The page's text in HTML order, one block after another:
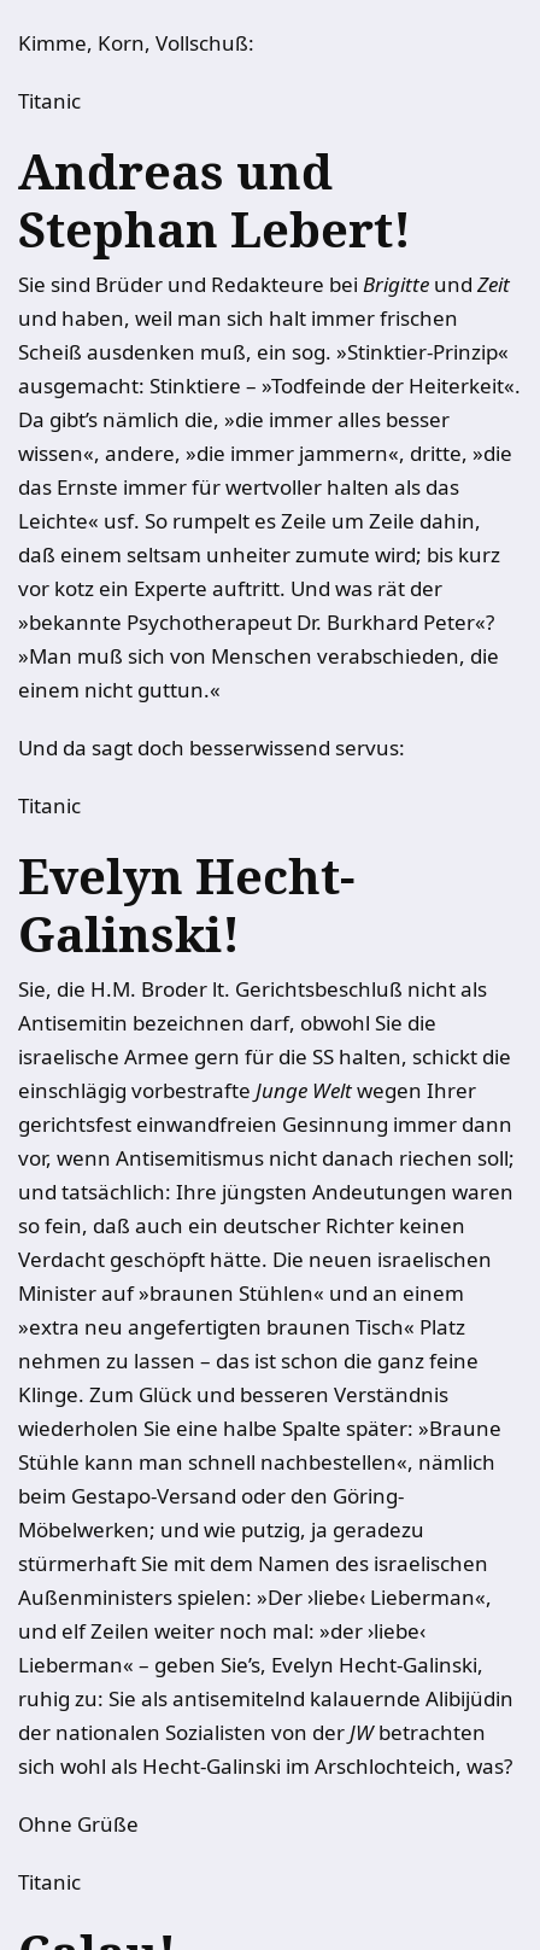
Kimme, Korn, Vollschuß:
Titanic
Andreas und
Stephan Lebert!
Sie sind Brüder und Redakteure bei Brigitte und Zeit
und haben, weil man sich halt immer frischen
Scheiß ausdenken muß, ein sog. »Stinktier-Prinzip«
ausgemacht: Stinktiere – »Todfeinde der Heiterkeit«.
Da gibt’s nämlich die, »die immer alles besser
wissen«, andere, »die immer jammern«, dritte, »die
das Ernste immer für wertvoller halten als das
Leichte« usf. So rumpelt es Zeile um Zeile dahin,
daß einem seltsam unheiter zumute wird; bis kurz
vor kotz ein Experte auftritt. Und was rät der
»bekannte Psychotherapeut Dr. Burkhard Peter«?
»Man muß sich von Menschen verabschieden, die
einem nicht guttun.«
Und da sagt doch besserwissend servus:
Titanic
Evelyn Hecht-
Galinski!
Sie, die H.M. Broder lt. Gerichtsbeschluß nicht als
Antisemitin bezeichnen darf, obwohl Sie die
israelische Armee gern für die SS halten, schickt die
einschlägig vorbestrafte Junge Weltwegen Ihrer
gerichtsfest einwandfreien Gesinnung immer dann
vor, wenn Antisemitismus nicht danach riechen soll;
und tatsächlich: Ihre jüngsten Andeutungen waren
so fein, daß auch ein deutscher Richter keinen
Verdacht geschöpft hätte. Die neuen israelischen
Minister auf »braunen Stühlen« und an einem
»extra neu angefertigten braunen Tisch« Platz
nehmen zu lassen – das ist schon die ganz feine
Klinge. Zum Glück und besseren Verständnis
wiederholen Sie eine halbe Spalte später: »Braune
Stühle kann man schnell nachbestellen«, nämlich
beim Gestapo-Versand oder den Göring-
Möbelwerken; und wie putzig, ja geradezu
stürmerhaft Sie mit dem Namen des israelischen
Außenministers spielen: »Der ›liebe‹ Lieberman«,
und elf Zeilen weiter noch mal: »der ›liebe‹
Lieberman« – geben Sie’s, Evelyn Hecht-Galinski,
ruhig zu: Sie als antisemitelnd kalauernde Alibijüdin
der nationalen Sozialisten von derJWbetrachten
sich wohl als Hecht-Galinski im Arschlochteich, was?
Ohne Grüße
Titanic